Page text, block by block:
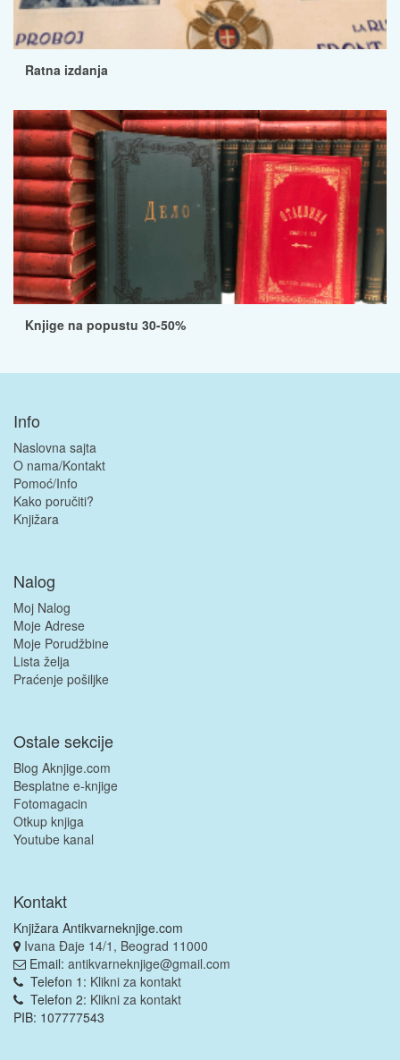
Ratna izdanja
Knjige na popustu 30-50%
Info
Naslovna sajta
O nama/Kontakt
Pomoć/Info
Kako poručiti?
Knjižara
Nalog
Moj Nalog
Moje Adrese
Moje Porudžbine
Lista želja
Praćenje pošiljke
Ostale sekcije
Blog Aknjige.com
Besplatne e-knjige
Fotomagacin
Otkup knjiga
Youtube kanal
Kontakt
Knjižara Antikvarneknjige.com
Ivana Đaje 14/1, Beograd 11000
Email: antikvarneknjige@gmail.com
Telefon 1: Klikni za kontakt
Telefon 2: Klikni za kontakt
PIB: 107777543